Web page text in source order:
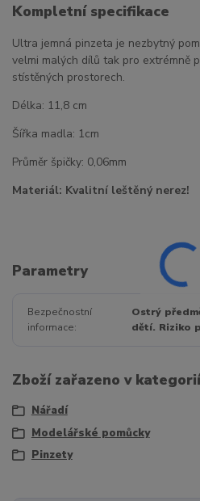
Kompletní specifikace
Ultra jemná pinzeta je nezbytný
velmi malých dílů tak pro extrémně
stístěných prostorech.
Délka: 11,8 cm
Šířka madla: 1cm
Průměr špičky: 0,06mm
Materiál: Kvalitní leštěný nerez!
Parametry
Bezpečnostní
informace
Ostrý
dětí. Riziko
Zboží zařazeno v
Nářadí
Modelářské pomůcky
Pinzety